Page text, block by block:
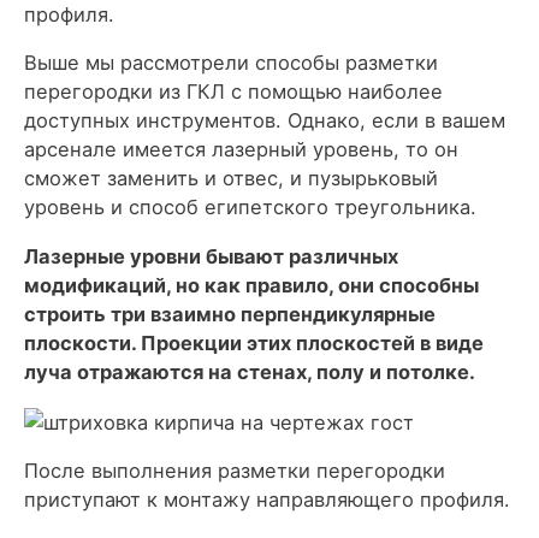
профиля.
Выше мы рассмотрели способы разметки
перегородки из ГКЛ с помощью наиболее
доступных инструментов. Однако, если в вашем
арсенале имеется лазерный уровень, то он
сможет заменить и отвес, и пузырьковый
уровень и способ египетского треугольника.
Лазерные уровни бывают различных
модификаций, но как правило, они способны
строить три взаимно перпендикулярные
плоскости. Проекции этих плоскостей в виде
луча отражаются на стенах, полу и потолке.
После выполнения разметки перегородки
приступают к монтажу направляющего профиля.